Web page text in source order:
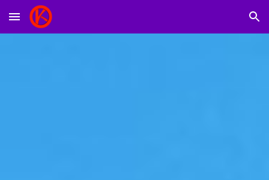
Skip to main content Skip to navigation